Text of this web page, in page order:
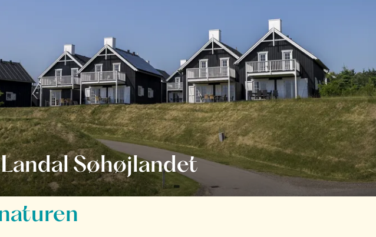
Landal Søhøjlandet